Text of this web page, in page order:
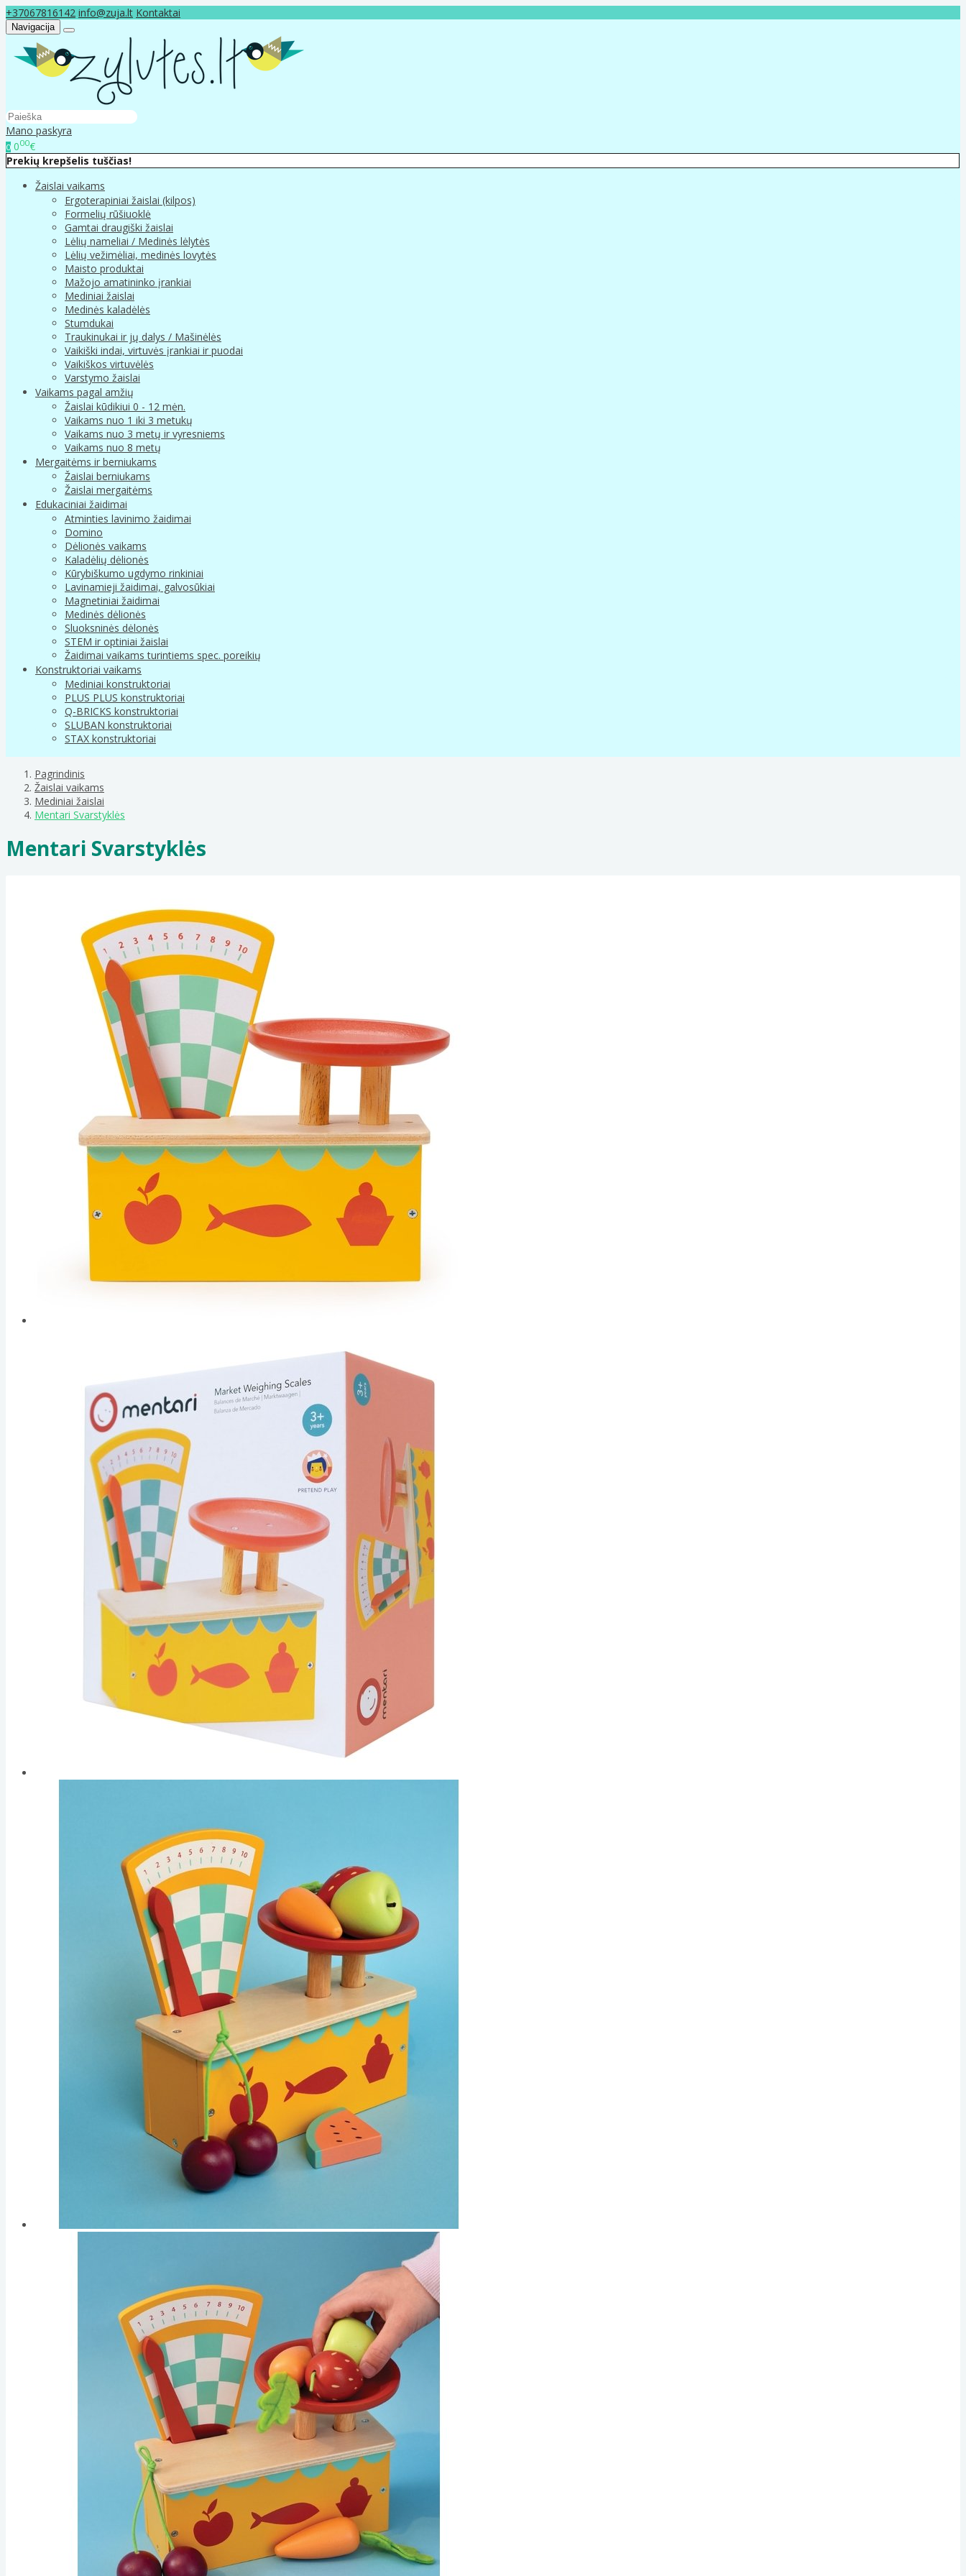
+37067816142 info@zuja.lt Kontaktai
Navigacija
Mano paskyra
0 000€
Prekių krepšelis tuščias!
Žaislai vaikams
Ergoterapiniai žaislai (kilpos)
Formelių rūšiuoklė
Gamtai draugiški žaislai
Lėlių nameliai / Medinės lėlytės
Lėlių vežimėliai, medinės lovytės
Maisto produktai
Mažojo amatininko įrankiai
Mediniai žaislai
Medinės kaladėlės
Stumdukai
Traukinukai ir jų dalys / Mašinėlės
Vaikiški indai, virtuvės įrankiai ir puodai
Vaikiškos virtuvėlės
Varstymo žaislai
Vaikams pagal amžių
Žaislai kūdikiui 0 - 12 mėn.
Vaikams nuo 1 iki 3 metukų
Vaikams nuo 3 metų ir vyresniems
Vaikams nuo 8 metų
Mergaitėms ir berniukams
Žaislai berniukams
Žaislai mergaitėms
Edukaciniai žaidimai
Atminties lavinimo žaidimai
Domino
Dėlionės vaikams
Kaladėlių dėlionės
Kūrybiškumo ugdymo rinkiniai
Lavinamieji žaidimai, galvosūkiai
Magnetiniai žaidimai
Medinės dėlionės
Sluoksninės dėlonės
STEM ir optiniai žaislai
Žaidimai vaikams turintiems spec. poreikių
Konstruktoriai vaikams
Mediniai konstruktoriai
PLUS PLUS konstruktoriai
Q-BRICKS konstruktoriai
SLUBAN konstruktoriai
STAX konstruktoriai
Pagrindinis
Žaislai vaikams
Mediniai žaislai
Mentari Svarstyklės
Mentari Svarstyklės